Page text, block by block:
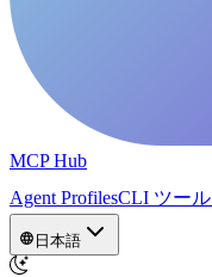
MCP Hub
Agent ProfilesCLI ツール
日本語